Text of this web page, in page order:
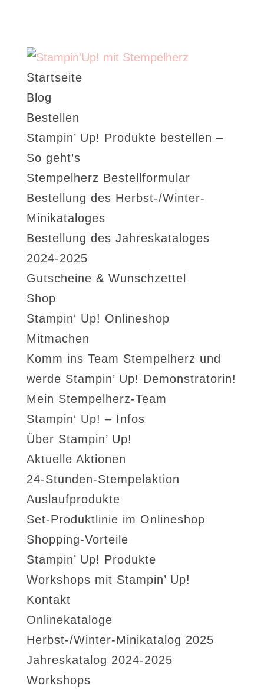
Startseite
Blog
Bestellen
Stampin’ Up! Produkte bestellen –
So geht’s
Stempelherz Bestellformular
Bestellung des Herbst-/Winter-
Minikataloges
Bestellung des Jahreskataloges
2024-2025
Gutscheine & Wunschzettel
Shop
Stampin‘ Up! Onlineshop
Mitmachen
Komm ins Team Stempelherz und
werde Stampin’ Up! Demonstratorin!
Mein Stempelherz-Team
Stampin‘ Up! – Infos
Über Stampin’ Up!
Aktuelle Aktionen
24-Stunden-Stempelaktion
Auslaufprodukte
Set-Produktlinie im Onlineshop
Shopping-Vorteile
Stampin’ Up! Produkte
Workshops mit Stampin’ Up!
Kontakt
Onlinekataloge
Herbst-/Winter-Minikatalog 2025
Jahreskatalog 2024-2025
Workshops